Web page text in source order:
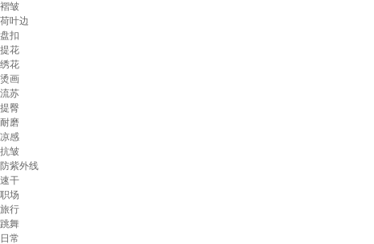
褶皱
荷叶边
盘扣
提花
绣花
烫画
流苏
提臀
耐磨
凉感
抗皱
防紫外线
速干
职场
旅行
跳舞
日常